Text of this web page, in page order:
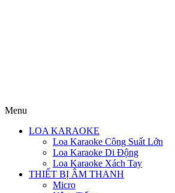
Menu
LOA KARAOKE
Loa Karaoke Công Suất Lớn
Loa Karaoke Di Động
Loa Karaoke Xách Tay
THIẾT BỊ ÂM THANH
Micro